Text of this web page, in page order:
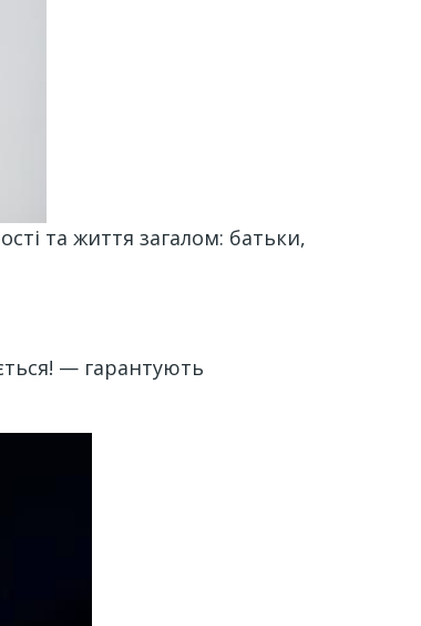
та життя загалом: батьки,
— гарантують